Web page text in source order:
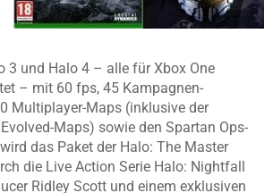
3 und Halo 4 – alle für Xbox One
– mit 60 fps, 45 Kampagnen-
Multiplayer-Maps (inklusive der
Maps) sowie den Spartan Ops-
das Paket der Halo: The Master
die Live Action Serie Halo: Nightfall
Ridley Scott und einem exklusiven